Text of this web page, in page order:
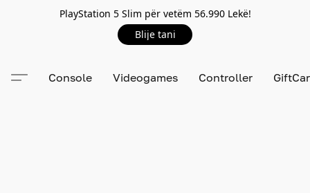
PlayStation 5 Slim për vetëm 56.990 Lekë!
Blije tani
Console Videogames Controller